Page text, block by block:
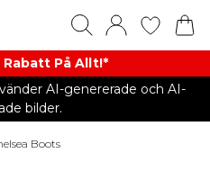
Rabatt På Allt!*
AI-genererade och AI-
bilder.
Boots